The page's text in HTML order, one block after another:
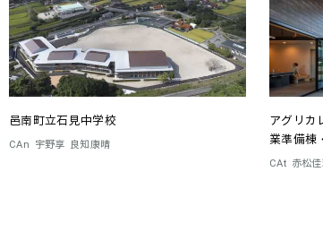
邑南町立石見中学校
CAn 宇野享 良知康晴
アグリカ
業準備棟
CAt 赤松